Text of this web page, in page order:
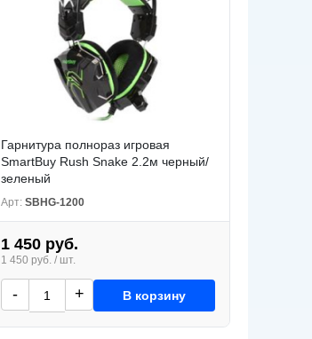
Гарнитура полнораз игровая
SmartBuy Rush Snake 2.2м черный/
зеленый
Арт: SBHG-1200
1 450 руб.
1 450 руб. / шт.
- + В корзину